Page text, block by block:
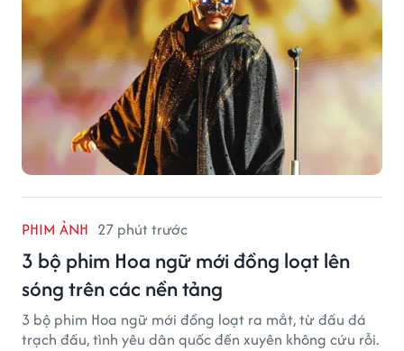
PHIM ẢNH 27 phút trước
3 bộ phim Hoa ngữ mới đồng loạt lên
sóng trên các nền tảng
3 bộ phim Hoa ngữ mới đồng loạt ra mắt, từ đấu đá
trạch đấu, tình yêu dân quốc đến xuyên không cứu rỗi.